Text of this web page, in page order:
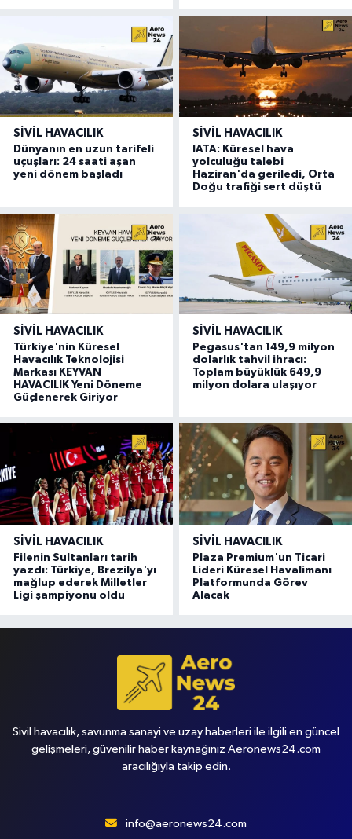
SIVIL HAVACILIK
Dünyanın en uzun tarifeli
uçuşları: 24 saati aşan
yeni dönem başladı
SIVIL HAVACILIK
IATA: Küresel hava
yolculuğu talebi
Haziran'da geriledi, Orta
Doğu trafiği sert düştü
SIVIL HAVACILIK
Türkiye'nin Küresel
Havacılık Teknolojisi
Markası KEYVAN
HAVACILIK Yeni Döneme
Güçlenerek Giriyor
SIVIL HAVACILIK
Pegasus'tan 149,9 milyon
dolarlık tahvil ihracı:
Toplam büyüklük 649,9
milyon dolara ulaşıyor
SIVIL HAVACILIK
Filenin Sultanları tarih
yazdı: Türkiye, Brezilya'yı
mağlup ederek Milletler
Ligi şampiyonu oldu
SIVIL HAVACILIK
Plaza Premium'un Ticari
Lideri Küresel Havalimanı
Platformunda Görev
Alacak
Sivil havacılık, savunma sanayi ve uzay haberleri ile ilgili en güncel
gelişmeleri, güvenilir haber kaynağınız Aeronews24.com
aracılığıyla takip edin.
info@aeronews24.com